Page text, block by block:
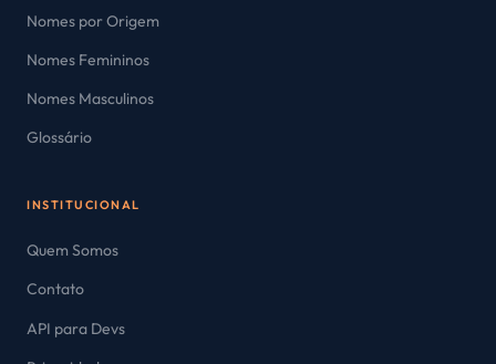
Nomes por Origem
Nomes Femininos
Nomes Masculinos
Glossário
INSTITUCIONAL
Quem Somos
Contato
API para Devs